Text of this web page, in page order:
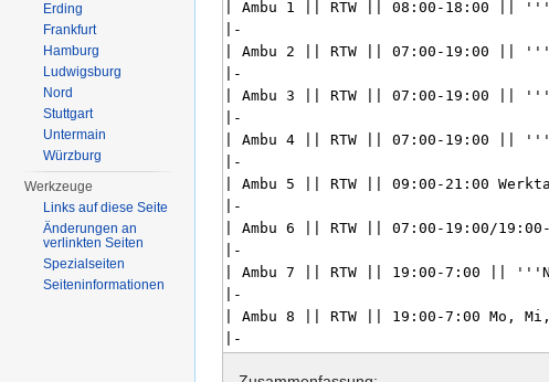
Erding
Frankfurt
Hamburg
Ludwigsburg
Nord
Stuttgart
Untermain
Würzburg
Werkzeuge
Links auf diese Seite
Änderungen an
verlinkten Seiten
Spezialseiten
Seiten­informationen